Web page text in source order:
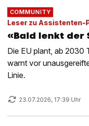
COMMUNITY
Leser zu Assistenten-
«Bald lenkt der
Die EU plant, ab 2030
warnt vor
Linie.
23.07.2026, 17:39 Uhr